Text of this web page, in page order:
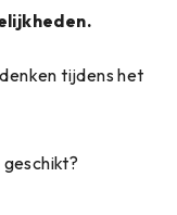
tijdens het